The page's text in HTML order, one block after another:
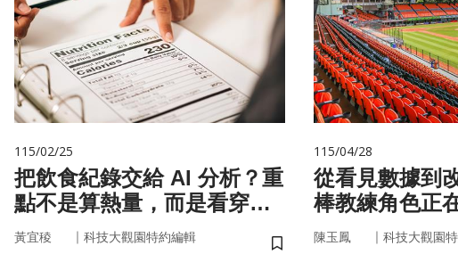
115/02/25
把飲食紀錄交給 AI 分析？重
點不是算熱量，而是看穿你
的「飲食習慣」
黃宜稜 ｜ 科技大觀園特約編輯
115/04/28
從看見數據到
棒教練角色正
陳玉鳳 ｜ 科技大觀園